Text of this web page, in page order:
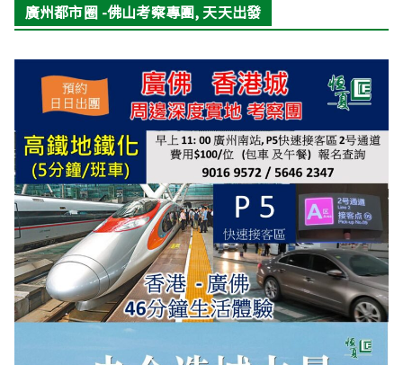
廣州都市圈 -佛山考察專團, 天天出發